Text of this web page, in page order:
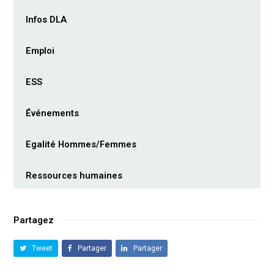
Infos DLA
Emploi
ESS
Événements
Egalité Hommes/Femmes
Ressources humaines
Partagez
Tweet Partager Partager